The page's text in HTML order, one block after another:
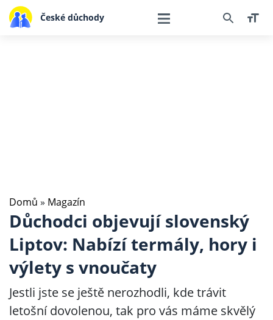
České důchody
Domů » Magazín
Důchodci objevují slovenský
Liptov: Nabízí termály, hory i
výlety s vnoučaty
Jestli jste se ještě nerozhodli, kde trávit
letošní dovolenou, tak pro vás máme skvělý